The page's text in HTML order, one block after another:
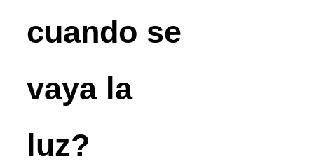
cuando se
vaya la
luz?